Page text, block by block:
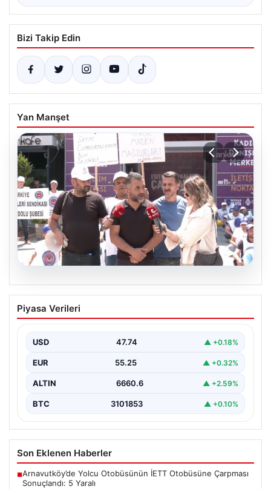
Bizi Takip Edin
Yan Manşet
08.08.2026
Doruk Madencilik işçileri, oturma
eylemine devam ediyor: ‘Biz bu
{"title": "Doruk Madencilik İşçileri Oturma Eylemine
"Eskişehir’de faaliyet…
Piyasa Verileri
USD 47.74 ▲ +0.18%
EUR 55.25 ▲ +0.32%
ALTIN 6660.6 ▲ +2.59%
BTC 3101853 ▲ +0.10%
Son Eklenen Haberler
■Arnavutköy’de Yolcu Otobüsünün İETT Otobüsüne Çarpması
Sonuçlandı: 5 Yaralı